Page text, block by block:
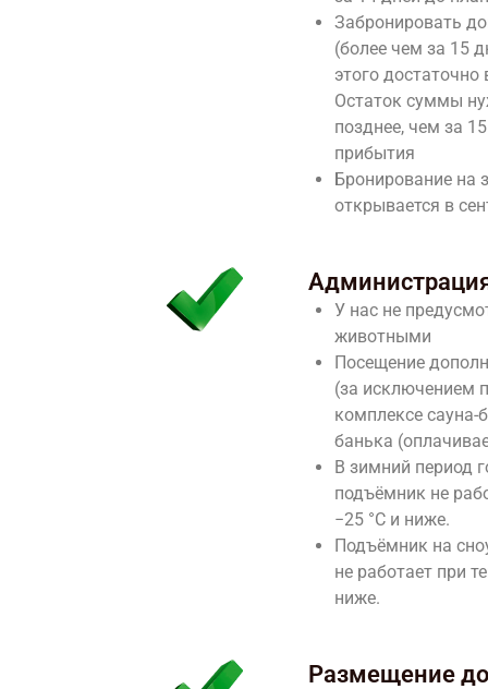
Забронировать
(более чем за 15
этого достаточно
Остаток суммы
позднее, чем за
прибытия
Бронирование на
открывается в
У нас не
животными
Посещение
(за исключением
комплексе сауна-
банька
В зимний период
подъёмник не
−25 °C и ниже.
Подъёмник на
не работает при
ниже.
Размещение